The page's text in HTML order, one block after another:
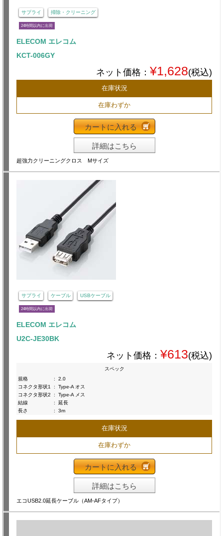
サプライ 掃除・クリーニング
24時間以内に出荷
ELECOM エレコム
KCT-006GY
ネット価格： ¥1,628(税込)
在庫状況
在庫わずか
カートに入れる
詳細はこちら
超強力クリーニングクロス Mサイズ
サプライ ケーブル USBケーブル
24時間以内に出荷
ELECOM エレコム
U2C-JE30BK
ネット価格： ¥613(税込)
スペック
規格
:
2.0
コネクタ形状1
:
Type-A オス
コネクタ形状2
:
Type-A メス
結線
:
延長
長さ
: 3m
在庫状況
在庫わずか
カートに入れる
詳細はこちら
エコUSB2.0延長ケーブル（AM-AFタイプ）